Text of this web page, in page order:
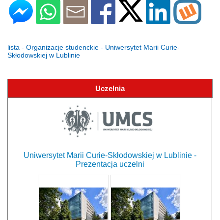
lista - Organizacje studenckie - Uniwersytet Marii Curie-
Skłodowskiej w Lublinie
Uczelnia
Uniwersytet Marii Curie-Skłodowskiej w Lublinie -
Prezentacja uczelni